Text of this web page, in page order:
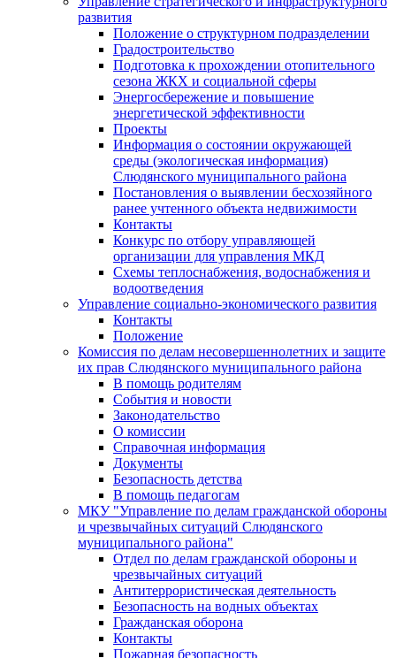
развития
Положение о структурном подразделении
Градостроительство
Подготовка к прохождении отопительного
сезона ЖКХ и социальной сферы
Энергосбережение и повышение
энергетической эффективности
Проекты
Информация о состоянии окружающей
среды (экологическая информация)
Слюдянского муниципального района
Постановления о выявлении бесхозяйного
ранее учтенного объекта недвижимости
Контакты
Конкурс по отбору управляющей
организации для управления МКД
Схемы теплоснабжения, водоснабжения и
водоотведения
Управление социально-экономического развития
Контакты
Положение
Комиссия по делам несовершеннолетних и защите
их прав Слюдянского муниципального района
В помощь родителям
События и новости
Законодательство
О комиссии
Справочная информация
Документы
Безопасность детства
В помощь педагогам
МКУ "Управление по делам гражданской обороны
и чрезвычайных ситуаций Слюдянского
муниципального района"
Отдел по делам гражданской обороны и
чрезвычайных ситуаций
Антитеррористическая деятельность
Безопасность на водных объектах
Гражданская оборона
Контакты
Пожарная безопасность